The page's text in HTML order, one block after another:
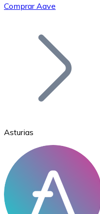
Bitcoin
Ethereum
ETH
Comprar Aave
Asturias